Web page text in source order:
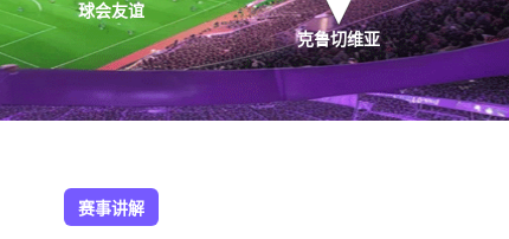
球会友谊
克鲁切维亚
赛事讲解